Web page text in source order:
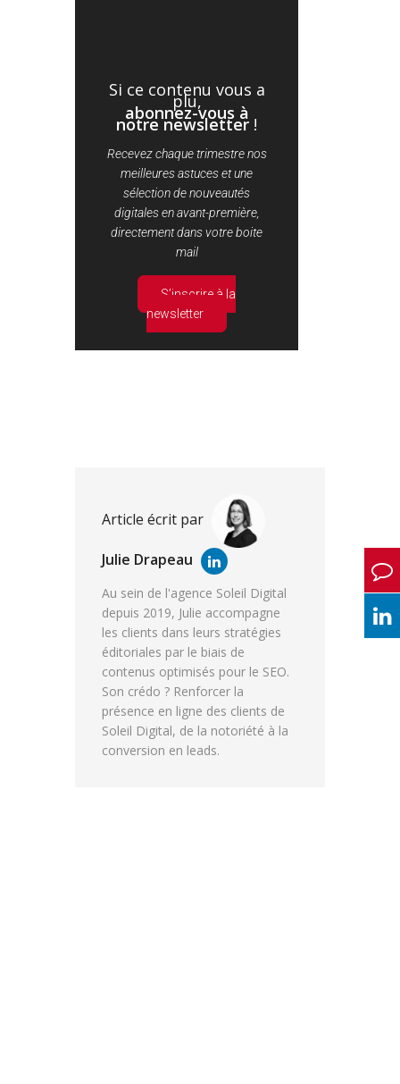
Si ce contenu vous a
plu,
abonnez-vous à
notre newsletter !
Recevez chaque trimestre nos
meilleures astuces et une
sélection de nouveautés
digitales en avant-première,
directement dans votre boite
mail
S’inscrire à la
newsletter
Article écrit par
Julie Drapeau
Au sein de l'agence Soleil Digital
depuis 2019, Julie accompagne
les clients dans leurs stratégies
éditoriales par le biais de
contenus optimisés pour le SEO.
Son crédo ? Renforcer la
présence en ligne des clients de
Soleil Digital, de la notoriété à la
conversion en leads.